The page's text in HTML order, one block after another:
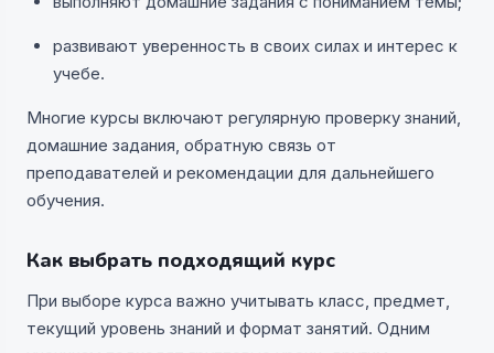
развивают уверенность в своих силах и интерес к
учебе.
Многие курсы включают регулярную проверку знаний,
домашние задания, обратную связь от
преподавателей и рекомендации для дальнейшего
обучения.
Как выбрать подходящий курс
При выборе курса важно учитывать класс, предмет,
текущий уровень знаний и формат занятий. Одним